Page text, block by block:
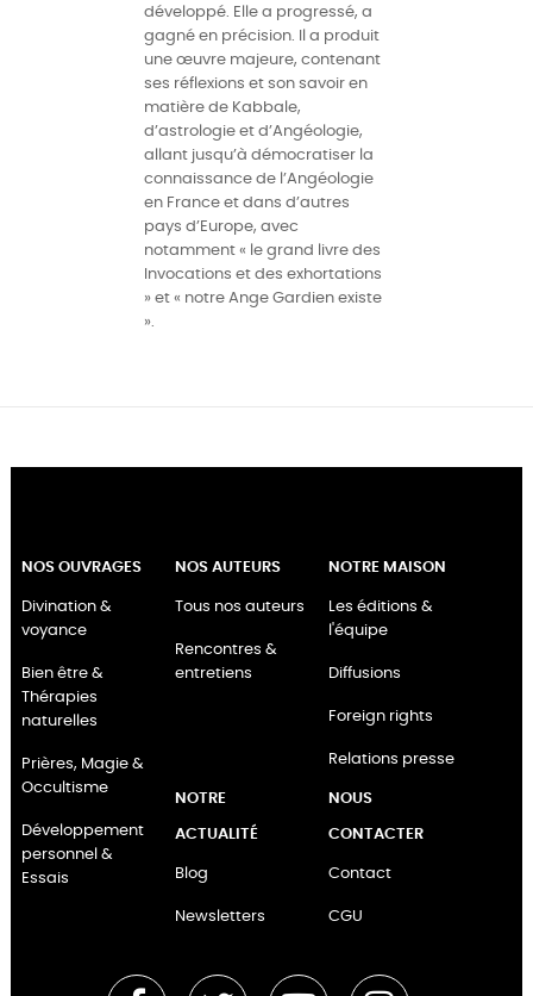
développé. Elle a progressé, a
gagné en précision. Il a produit
une œuvre majeure, contenant
ses réflexions et son savoir en
matière de Kabbale,
d’astrologie et d’Angéologie,
allant jusqu’à démocratiser la
connaissance de l’Angéologie
en France et dans d’autres
pays d’Europe, avec
notamment « le grand livre des
Invocations et des exhortations
» et « notre Ange Gardien existe
».
NOS OUVRAGES
Divination &
voyance
Bien être &
Thérapies
naturelles
Prières, Magie &
Occultisme
Développement
personnel &
Essais
NOS AUTEURS
Tous nos auteurs
Rencontres &
entretiens
NOTRE MAISON
Les éditions &
l'équipe
Diffusions
Foreign rights
Relations presse
NOTRE
ACTUALITÉ
Blog
Newsletters
NOUS
CONTACTER
Contact
CGU